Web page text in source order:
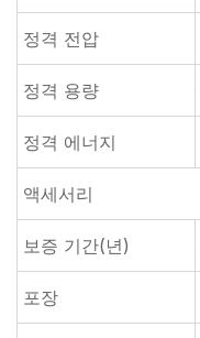
정격 전압
정격 용량
정격 에너지
액세서리
보증 기간(년)
포장